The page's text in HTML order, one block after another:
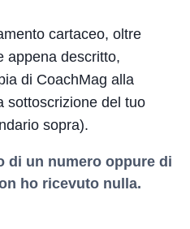
cartaceo, oltre
appena descritto,
di CoachMag alla
sottoscrizione del tuo
sopra).
di un numero oppure di
ho ricevuto nulla.